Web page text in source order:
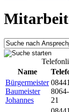
Name
Bürgermeister
Baumeister
Johannes
08441
8064-
21